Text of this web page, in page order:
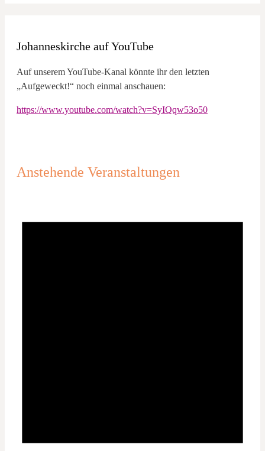
Johanneskirche auf YouTube
Auf unserem YouTube-Kanal könnte ihr den letzten
„Aufgeweckt!“ noch einmal anschauen:
https://www.youtube.com/watch?v=SyIQqw53o50
Anstehende Veranstaltungen